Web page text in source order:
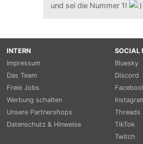
und sei die Nummer 1!
INTERN
Impressum
Das Team
Freie Jobs
Werbung schalten
Unsere Partnershops
Datenschutz & Hinweise
SOCIAL
Bluesky
Discord
Threads
TikTok
Twitch